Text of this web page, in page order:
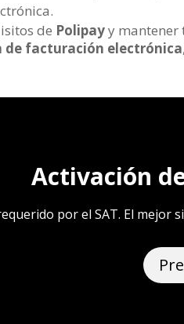
de Polipayy mantener
de facturación electrónica
Activación
por el SAT. El mejor